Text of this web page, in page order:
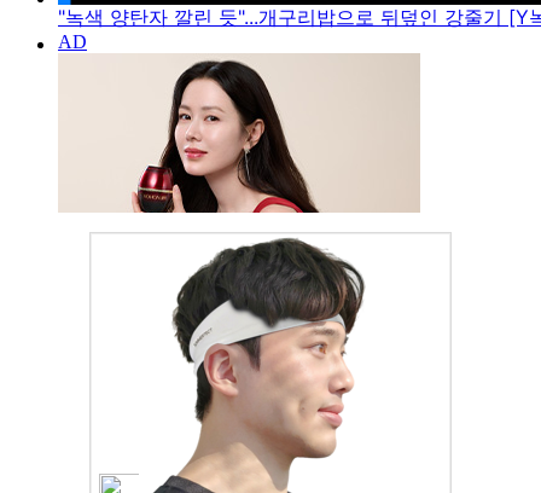
"녹색 양탄자 깔린 듯"...개구리밥으로 뒤덮인 강줄기 [Y